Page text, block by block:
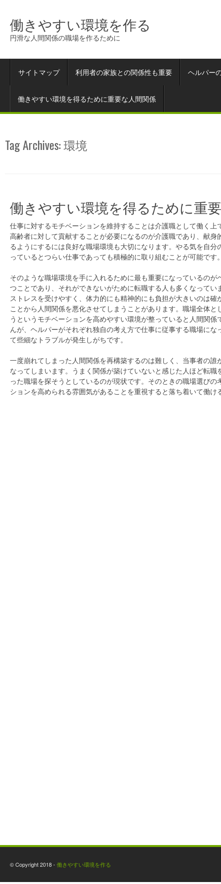
働きやすい環境を作る
円滑な人間関係の職場を作るために
サイトマップ 利用者の家族との関係性も重要 ヘルパー
働きやすい環境を得るために重要な人間関係
Tag Archives:環境
働きやすい環境を得るために重
仕事に対するモチベーションを維持することは介護職として働く
高齢者に対して貢献することが必要になるのが介護職であり、献
るようにするには良好な職場環境も大切になります。やる気を自
っているとつらい仕事であっても積極的に取り組むことが可能です
そのような職場環境を手に入れるために最も重要になっているの
つことであり、それができないがために転職する人も多くなって
ストレスを受けやすく、体力的にも精神的にも負担が大きいのは
ことから人間関係を悪化させてしまうことがあります。職場全体
うというモチベーションを高めやすい環境が整っていると人間関
んが、ヘルパーがそれぞれ独自の考え方で仕事に従事する職場に
て些細なトラブルが発生しがちです。
一度崩れてしまった人間関係を再構築するのは難しく、当事者の
なってしまいます。うまく関係が築けていないと感じた人ほど転
った職場を探そうとしているのが現状です。そのときの職場選び
ションを高められる雰囲気があることを重視すると落ち着いて働け
© Copyright 2018 - 働きやすい環境を作る